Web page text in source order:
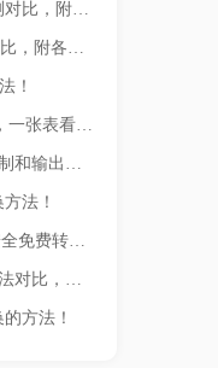
png照片如何转jpg文件？五种方法实测对比，附各场景最优选!！
PDF转JPG怎么操作？四种方法实测对比，附各场景最优选！
！
图片压缩怎么弄？五类方案实测对比，一张表看懂怎么选！
PDF转图片免费用：5种工具的文件限制和输出质量对比！
法！
png是什么格式 怎么转jpg格式？5种安全免费转换方法全解析！
怎么把pdf文件大小变小一点？四种方法对比，一看就懂！
方法！